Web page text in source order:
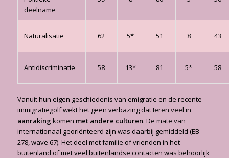
deelname
Naturalisatie 62 5* 51 8 43
Antidiscriminatie 58 13* 81 5* 58
Vanuit hun eigen geschiedenis van emigratie en de recente
immigratiegolf wekt het geen verbazing dat Ieren veel in
aanraking komen met andere culturen. De mate van
internationaal georiënteerd zijn was daarbij gemiddeld (EB
278, wave 67). Het deel met familie of vrienden in het
buitenland of met veel buitenlandse contacten was behoorlijk